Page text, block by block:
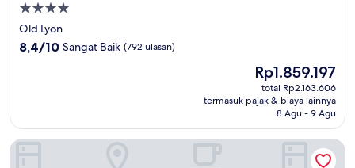
Properti
bintang
4.0
Old Lyon
8.4
ulasan)
8,4/10 Sangat Baik (792 ulasan)
Harga
sekarang
Rp1.859.197
Rp1.859.197
total Rp2.163.606
termasuk pajak & biaya lainnya
8 Agu - 9 Agu
Cour des Loges Lyon, A Radisson Collection Hotel